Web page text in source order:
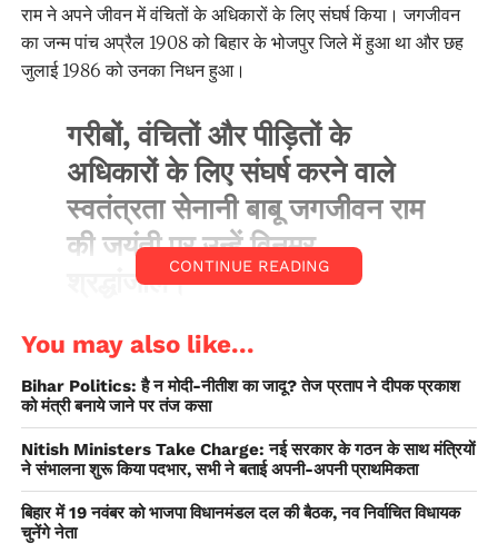
राम ने अपने जीवन में वंचितों के अधिकारों के लिए संघर्ष किया। जगजीवन
का जन्म पांच अप्रैल 1908 को बिहार के भोजपुर जिले में हुआ था और छह
जुलाई 1986 को उनका निधन हुआ।
गरीबों, वंचितों और पीड़ितों के
अधिकारों के लिए संघर्ष करने वाले
स्वतंत्रता सेनानी बाबू जगजीवन राम
की जयंती पर उन्हें विनम्र
श्रद्धांजलि।
— Narendra Modi
(@narendramodi)April 5,
2020
CONTINUE READING
You may also like...
Bihar Politics: है न मोदी-नीतीश का जादू? तेज प्रताप ने दीपक प्रकाश
को मंत्री बनाये जाने पर तंज कसा
Nitish Ministers Take Charge: नई सरकार के गठन के साथ मंत्रियों
ने संभालना शुरू किया पदभार, सभी ने बताई अपनी-अपनी प्राथमिकता
बिहार में 19 नवंबर को भाजपा विधानमंडल दल की बैठक, नव निर्वाचित विधायक
चुनेंगे नेता